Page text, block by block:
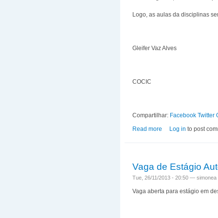
Logo, as aulas da disciplinas
Gleifer Vaz Alves
COCIC
Compartilhar: Facebook Twitter
Read more about Aulas da
Log in to post
Vaga de Estágio
Tue, 26/11/2013 - 20:50 — simonea
Vaga aberta para estágio em